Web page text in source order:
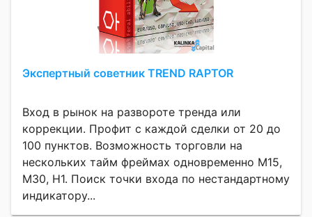
Экспертный советник TREND RAPTOR
Вход в рынок на развороте тренда или
коррекции. Профит с каждой сделки от 20 до
100 пунктов. Возможность торговли на
нескольких тайм фреймах одновременно M15,
M30, H1. Поиск точки входа по нестандартному
индикатору...